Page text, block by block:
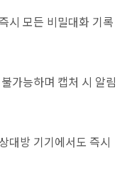
시 모든 비밀대화 기록
가능하며 캡처 시 알림
대방 기기에서도 즉시